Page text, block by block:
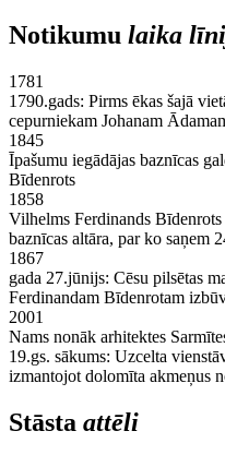
Notikumu laika
1781
1790.gads: Pirms ēkas šajā
cepurniekam Johanam
1845
Īpašumu iegādājas baznīcas
Bīdenrots
1858
Vilhelms Ferdinands Bīdenrots
baznīcas altāra, par ko saņem
1867
gada 27.jūnijs: Cēsu pilsētas
Ferdinandam Bīdenrotam
2001
Nams nonāk arhitektes
19.gs. sākums: Uzcelta
izmantojot dolomīta akmeņus
Stāsta attēli